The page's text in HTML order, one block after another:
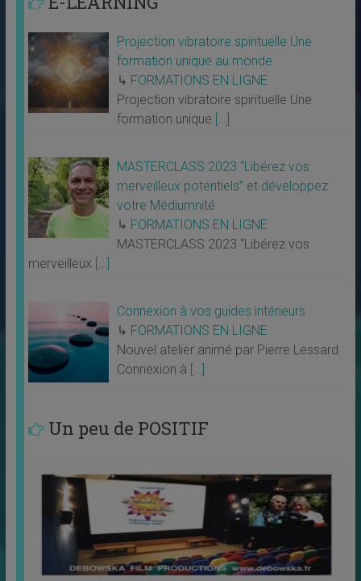
Projection vibratoire spirituelle Une
formation unique au monde
↳ FORMATIONS EN LIGNE
Projection vibratoire spirituelle Une
formation unique […]
MASTERCLASS 2023 “Libérez vos
merveilleux potentiels” et développez
votre Médiumnité
↳ FORMATIONS EN LIGNE
MASTERCLASS 2023 “Libérez vos
merveilleux […]
Connexion à vos guides intérieurs
↳ FORMATIONS EN LIGNE
Nouvel atelier animé par Pierre Lessard
Connexion à […]
Un peu de POSITIF